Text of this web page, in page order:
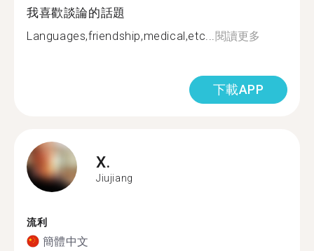
我喜歡談論的話題
Languages,friendship,medical,etc...閱讀更多
下載APP
X.
Jiujiang
流利
簡體中文